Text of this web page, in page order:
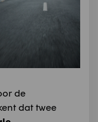
de
dat twee